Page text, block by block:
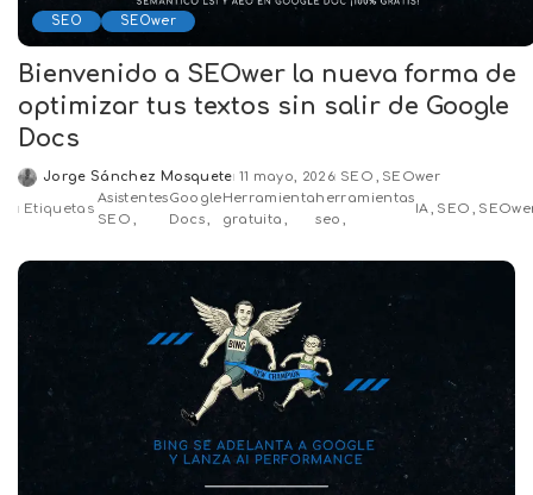
SEO SEOwer
Bienvenido a SEOwer la nueva forma de
optimizar tus textos sin salir de Google
Docs
Posted
by
Jorge Sánchez Mosquete 11 mayo, 2026 SEO SEOwer
Etiquetas
Asistentes
SEO
Google
Docs
Herramienta
gratuita
herramientas
seo
IA SEO